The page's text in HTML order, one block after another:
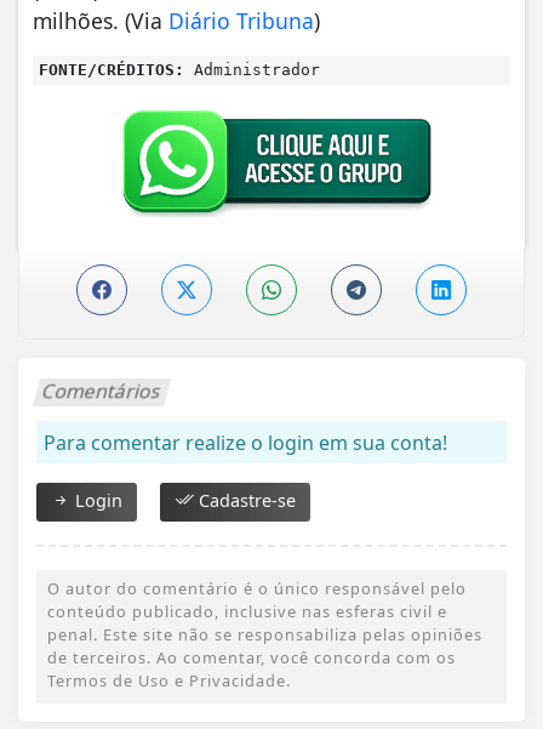
milhões. (Via Diário Tribuna)
FONTE/CRÉDITOS: Administrador
Comentários
Para comentar realize o login em sua conta!
Login Cadastre-se
O autor do comentário é o único responsável pelo
conteúdo publicado, inclusive nas esferas civil e
penal. Este site não se responsabiliza pelas opiniões
de terceiros. Ao comentar, você concorda com os
Termos de Uso e Privacidade.